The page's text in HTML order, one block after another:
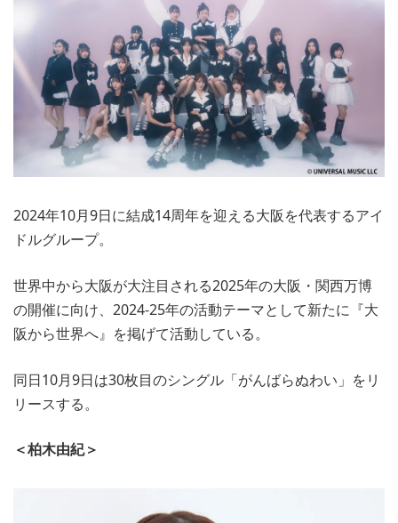
2024年10月9日に結成14周年を迎える大阪を代表するアイ
ドルグループ。
世界中から大阪が大注目される2025年の大阪・関西万博
の開催に向け、2024-25年の活動テーマとして新たに『大
阪から世界へ』を掲げて活動している。
同日10月9日は30枚目のシングル「がんばらぬわい」をリ
リースする。
＜柏木由紀＞